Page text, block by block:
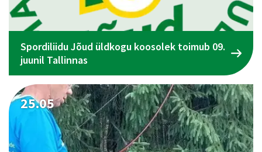
Spordiliidu Jõud üldkogu koosolek toimub 09.
juunil Tallinnas
25.05